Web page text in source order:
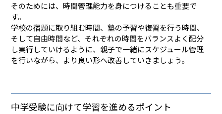
そのためには、時間管理能力を身につけることも重要で
す。
学校の宿題に取り組む時間、塾の予習や復習を行う時間、
そして自由時間など、それぞれの時間をバランスよく配分
し実行していけるように、親子で一緒にスケジュール管理
を行いながら、より良い形へ改善していきましょう。
中学受験に向けて学習を進めるポイント